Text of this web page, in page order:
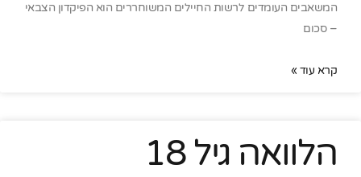
המשאבים העומדים לרשות החיילים המשוחררים הוא הפיקדון הצבאי
– סכום
קרא עוד »
הלוואה גיל 18